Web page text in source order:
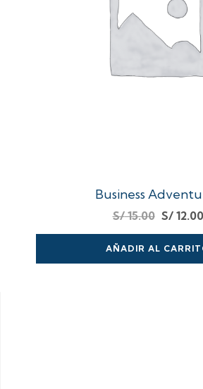
Business
S/15.00 S/12.00
AÑADIR AL